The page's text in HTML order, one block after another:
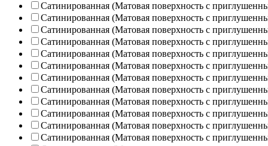
Сатинированная (Матовая поверхность с
Сатинированная (Матовая поверхность с
Сатинированная (Матовая поверхность с
Сатинированная (Матовая поверхность с
Сатинированная (Матовая поверхность с
Сатинированная (Матовая поверхность с
Сатинированная (Матовая поверхность с
Сатинированная (Матовая поверхность с
Сатинированная (Матовая поверхность с
Сатинированная (Матовая поверхность с
Сатинированная (Матовая поверхность с
Сатинированная (Матовая поверхность с